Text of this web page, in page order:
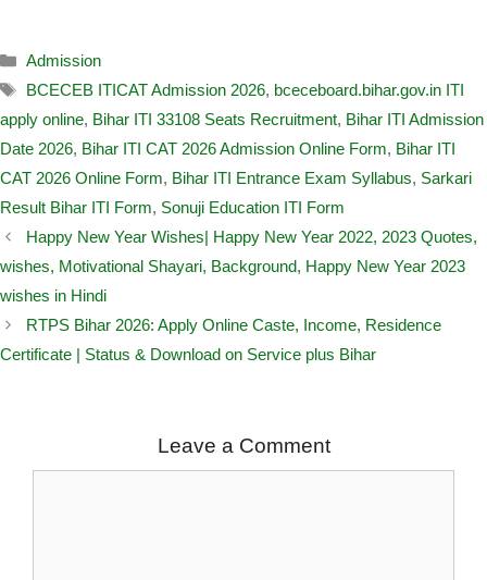
Admission
BCECEB ITICAT Admission 2026, bceceboard.bihar.gov.in ITI
apply online, Bihar ITI 33108 Seats Recruitment, Bihar ITI Admission
Date 2026, Bihar ITI CAT 2026 Admission Online Form, Bihar ITI
CAT 2026 Online Form, Bihar ITI Entrance Exam Syllabus, Sarkari
Result Bihar ITI Form, Sonuji Education ITI Form
Happy New Year Wishes| Happy New Year 2022, 2023 Quotes,
wishes, Motivational Shayari, Background, Happy New Year 2023
wishes in Hindi
RTPS Bihar 2026: Apply Online Caste, Income, Residence
Certificate | Status & Download on Service plus Bihar
Leave a Comment